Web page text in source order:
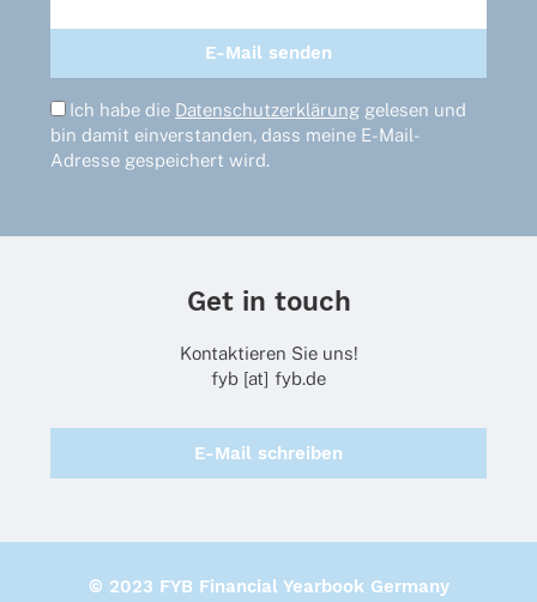
Ich habe die Datenschutzerklärung gelesen und
bin damit einverstanden, dass meine E-Mail-
Adresse gespeichert wird.
Get in touch
Kontaktieren Sie uns!
fyb [at] fyb.de
E-Mail schreiben
© 2023 FYB Financial Yearbook Germany